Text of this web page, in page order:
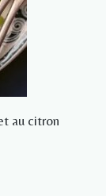
au citron